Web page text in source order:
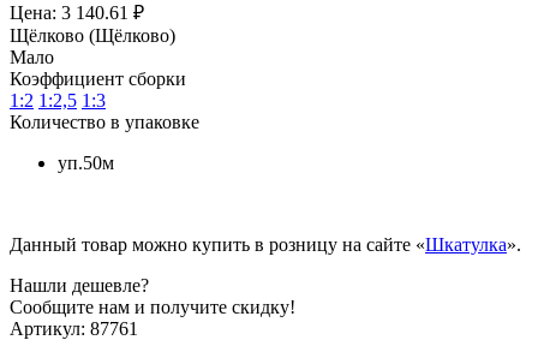
Цена: 3 140.61 ₽
Щёлково (Щёлково)
Мало
Коэффициент сборки
1:2 1:2,5 1:3
Количество в упаковке
уп.50м
Данный товар можно купить в розницу на сайте «Шкатулка».
Нашли дешевле?
Сообщите нам и получите скидку!
Артикул: 87761